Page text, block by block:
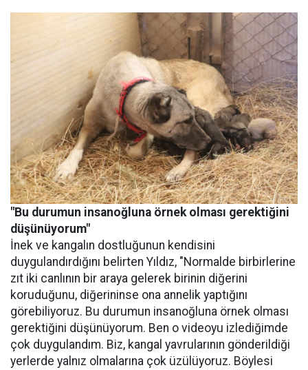
"Bu durumun insanoğluna örnek olması gerektiğini
düşünüyorum"
İnek ve kangalın dostluğunun kendisini
duygulandırdığını belirten Yıldız, "Normalde birbirlerine
zıt iki canlının bir araya gelerek birinin diğerini
koruduğunu, diğerininse ona annelik yaptığını
görebiliyoruz. Bu durumun insanoğluna örnek olması
gerektiğini düşünüyorum. Ben o videoyu izlediğimde
çok duygulandım. Biz, kangal yavrularının gönderildiği
yerlerde yalnız olmalarına çok üzülüyoruz. Böylesi